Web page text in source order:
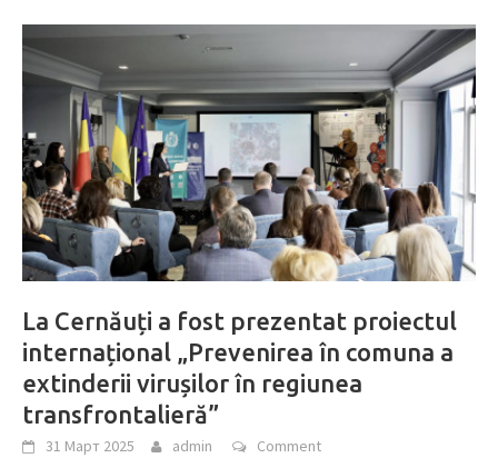
La Cernăuți a fost prezentat proiectul
internațional „Prevenirea în comuna a
extinderii virușilor în regiunea
transfrontalieră”
31 Март 2025 admin Comment